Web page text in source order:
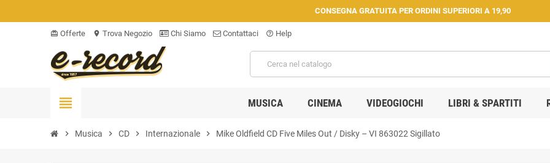
CONSEGNA GRATUITA PER ORDINI SUPERIORI A 19,90
card_giftcard Offerte location_on Trova Negozio Chi Siamo Contattaci help_outline Help
view_headline MUSICA CINEMA VIDEOGIOCHI LIBRI & SPARTITI
chevron_right Musica chevron_right CD chevron_right Internazionale chevron_right Mike Oldfield CD Five Miles Out / Disky – VI 863022 Sigillato